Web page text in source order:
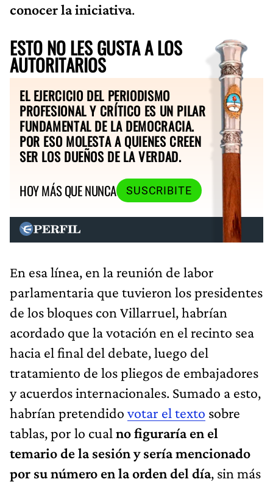
conocer la iniciativa.
ESTO NO LES GUSTA A LOS
AUTORITARIOS
EL EJERCICIO DEL PERIODISMO
PROFESIONAL Y CRÍTICO ES UN PILAR
FUNDAMENTAL DE LA DEMOCRACIA.
POR ESO MOLESTA A QUIENES CREEN
SER LOS DUEÑOS DE LA VERDAD.
HOY MÁS QUE NUNCA
SUSCRIBITE
En esa línea, en la reunión de labor
parlamentaria que tuvieron los presidentes
de los bloques con Villarruel, habrían
acordado que la votación en el recinto sea
hacia el final del debate, luego del
tratamiento de los pliegos de embajadores
y acuerdos internacionales. Sumado a esto,
habrían pretendido votar el texto sobre
tablas, por lo cual no figuraría en el
temario de la sesión y sería mencionado
por su número en la orden del día, sin más